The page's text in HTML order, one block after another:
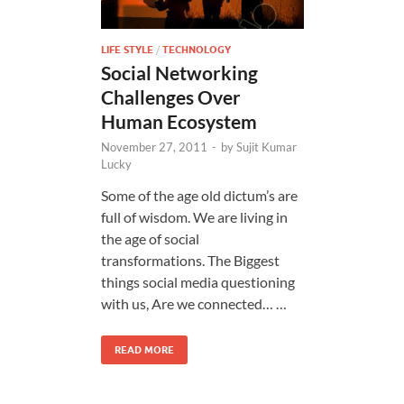
LIFE STYLE / TECHNOLOGY
Social Networking
Challenges Over
Human Ecosystem
November 27, 2011 - bySujit Kumar
Lucky
Some of the age old dictum’s are
full of wisdom. We are living in
the age of social
transformations. The Biggest
things social media questioning
with us, Are we connected… …
READ MORE